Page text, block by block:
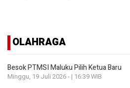
OLAHRAGA
Besok PTMSI Maluku Pilih Ketua Baru
Minggu, 19 Juli 2026 - | 16:39 WIB